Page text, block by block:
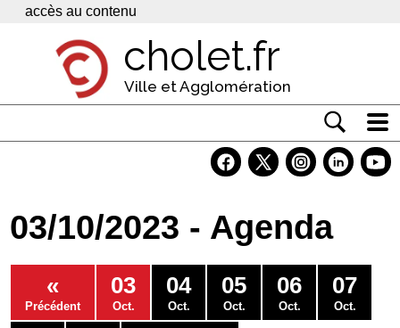
Panneau de gestion des cookies
accès au contenu
cholet.fr
Ville et Agglomération
Economie
Services
Contacts
03/10/2023 - Agenda
«
Précédent
03
Oct.
04
Oct.
05
Oct.
06
Oct.
07
Oct.